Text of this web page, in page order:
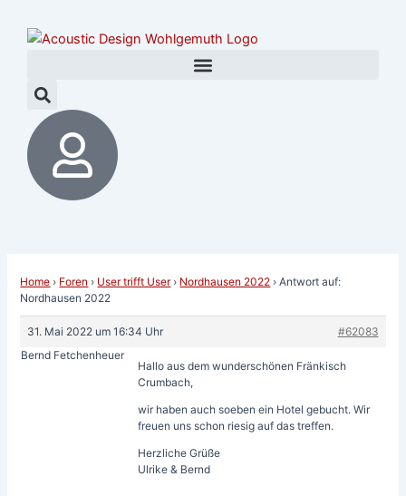
Inhalt
Home › Foren › User trifft User › Nordhausen 2022 › Antwort auf:
Nordhausen 2022
31. Mai 2022 um 16:34 Uhr
#62083
Bernd Fetchenheuer
Hallo aus dem wunderschönen Fränkisch
Crumbach,
wir haben auch soeben ein Hotel gebucht. Wir
freuen uns schon riesig auf das treffen.
Herzliche Grüße
Ulrike & Bernd
navigation